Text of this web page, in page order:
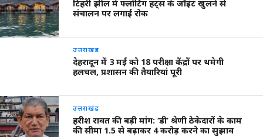
टिहरी झील में फ्लोटिंग हट्स के जॉइंट खुलने से
संचालन पर लगाई रोक
उत्तराखंड
देहरादून में 3 मई को 18 परीक्षा केंद्रों पर थमेगी
हलचल, प्रशासन की तैयारियां पूरी
उत्तराखंड
हरीश रावत की बड़ी मांग: ‘डी’ श्रेणी ठेकेदारों के काम
की सीमा 1.5 से बढ़ाकर 4 करोड़ करने का सुझाव